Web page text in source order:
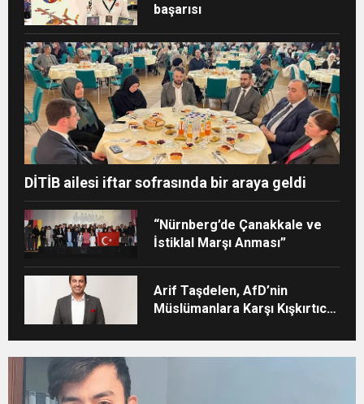
başarısı
DİTİB ailesi iftar sofrasında bir araya geldi
“Nürnberg’de Çanakkale ve
İstiklal Marşı Anması”
Arif Taşdelen, AfD’nin
Müslümanlara Karşı Kışkırtıcı